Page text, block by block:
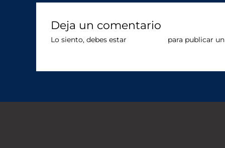
Deja un comentario
Lo siento, debes estar para publicar